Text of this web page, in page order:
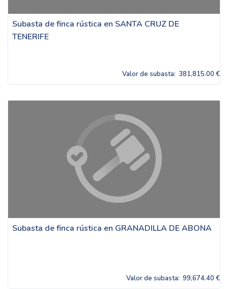
Subasta de finca rústica en SANTA CRUZ DE
TENERIFE
Valor de subasta: 381,815.00 €
Subasta de finca rústica en GRANADILLA DE ABONA
Valor de subasta: 99,674.40 €